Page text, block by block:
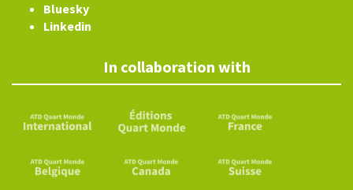
Bluesky
Linkedin
In collaboration with